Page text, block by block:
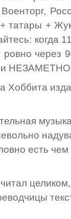
татары +
когда
ровно через
и
Хоббита
есть чем